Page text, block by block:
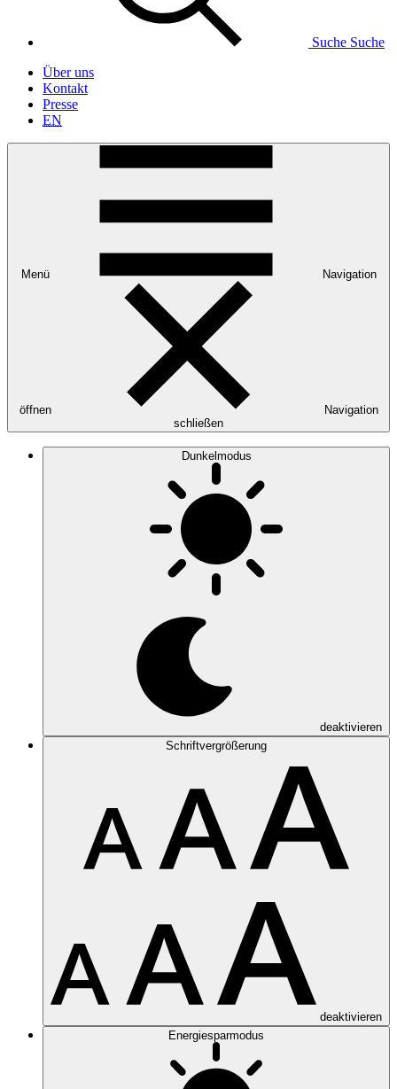
Suche Suche
Über uns
Kontakt
Presse
EN
Menü Navigation
öffnen
Navigation
schließen
Dunkelmodus
deaktivieren
Schriftvergrößerung
deaktivieren
Energiesparmodus